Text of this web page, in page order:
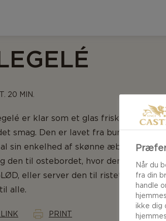
20 MIN.
er klar som et glas friskpresset
smag. Den er lavet fra bunden af
sin enkelhed af skønne æbler med
den til ostebordet, hvor den især
eller server den til ristet brød
alle.
PRINT
Når du
fra din
handle
ikke dig